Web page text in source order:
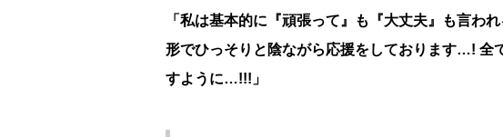
「私は基本的に『頑張って』も『大丈夫』も言わ
形でひっそりと陰ながら応援をしております…! 全
すように…!!!」